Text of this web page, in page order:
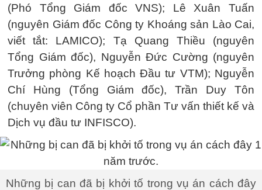
(Phó Tổng Giám đốc VNS); Lê Xuân Tuấn
(nguyên Giám đốc Công ty Khoáng sản Lào Cai,
viết tắt: LAMICO); Tạ Quang Thiều (nguyên
Tổng Giám đốc), Nguyễn Đức Cường (nguyên
Trưởng phòng Kế hoạch Đầu tư VTM); Nguyễn
Chí Hùng (Tổng Giám đốc), Trần Duy Tôn
(chuyên viên Công ty Cổ phần Tư vấn thiết kế và
Dịch vụ đầu tư INFISCO).
Những bị can đã bị khởi tố trong vụ án cách đây